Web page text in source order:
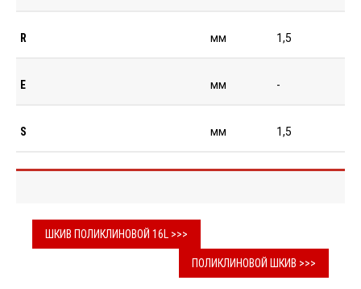
R мм 1,5
E мм -
S мм 1,5
ШКИВ ПОЛИКЛИНОВОЙ 16L >>>
ПОЛИКЛИНОВОЙ ШКИВ >>>